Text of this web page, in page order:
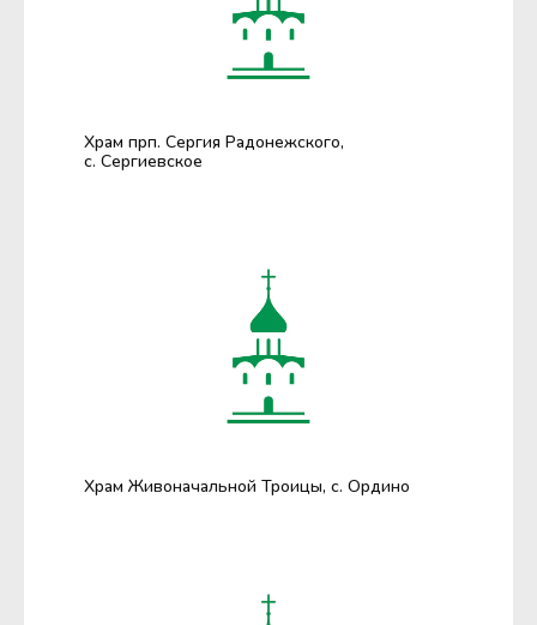
Храм прп. Сергия Радонежского,
с. Сергиевское
Храм Живоначальной Троицы, с. Ордино